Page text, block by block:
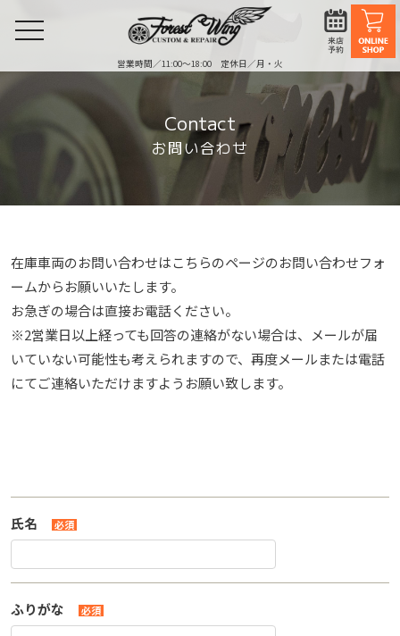
営業時間／11:00〜18:00 定休日／月・火
toggle
Contact
お問い合わせ
在庫車両のお問い合わせはこちらのページのお問い合わせフォ
ームからお願いいたします。
お急ぎの場合は直接お電話ください。
※2営業⽇以上経っても回答の連絡がない場合は、メールが届
いていない可能性も考えられますので、再度メールまたは電話
にてご連絡いただけますようお願い致します。
氏名 必須
ふりがな 必須